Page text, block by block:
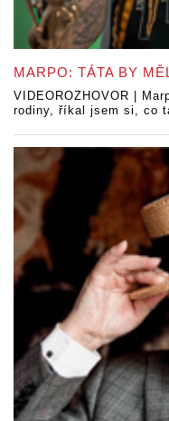
MARPO: TÁTA BY
VIDEOROZHOVOR |
rodiny, říkal jsem si, co